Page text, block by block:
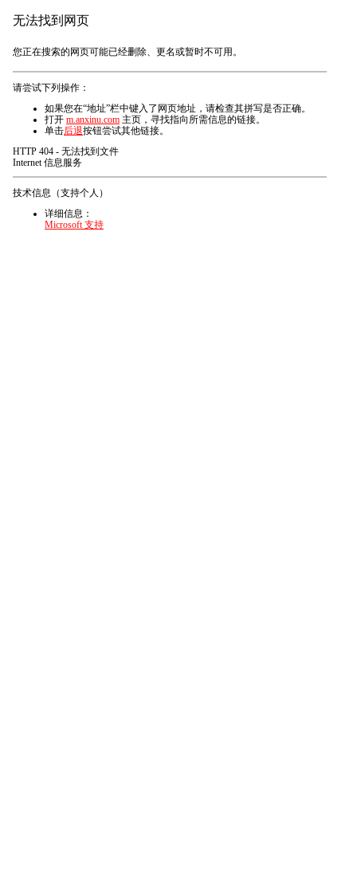
无法找到网页
您正在搜索的网页可能已经删除、更名或暂时不可用。
请尝试下列操作：
如果您在“地址”栏中键入了网页地址，请检查其拼写是否正确。
打开 m.anxinu.com 主页，寻找指向所需信息的链接。
单击后退按钮尝试其他链接。
HTTP 404 - 无法找到文件
Internet 信息服务
技术信息（支持个人）
详细信息：
Microsoft 支持